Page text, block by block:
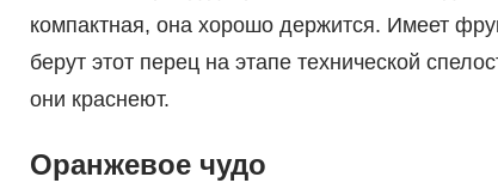
компактная, она хорошо держится. Имеет
берут этот перец на этапе технической
они краснеют.
Оранжевое чудо